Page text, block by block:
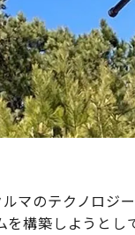
マのテクノロジ
構築しようとし